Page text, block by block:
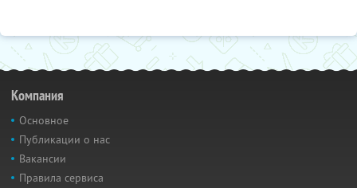
Компания
Основное
Публикации о нас
Вакансии
Правила сервиса